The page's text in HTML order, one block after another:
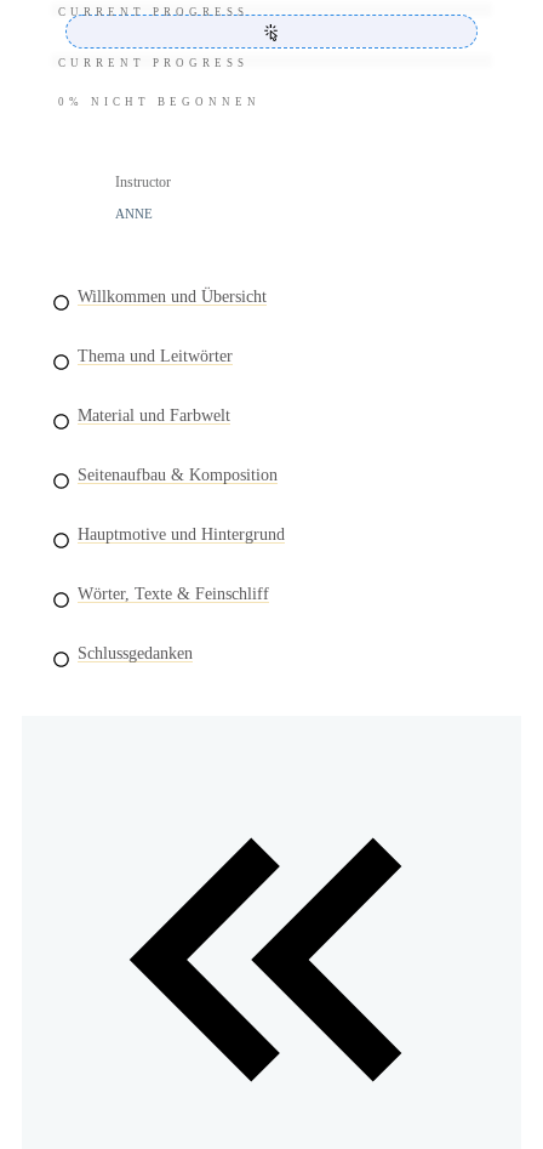
CURRENT PROGRESS
CURRENT PROGRESS
0% NICHT BEGONNEN
Instructor
ANNE
Willkommen und Übersicht
Thema und Leitwörter
Material und Farbwelt
Seitenaufbau & Komposition
Hauptmotive und Hintergrund
Wörter, Texte & Feinschliff
Schlussgedanken